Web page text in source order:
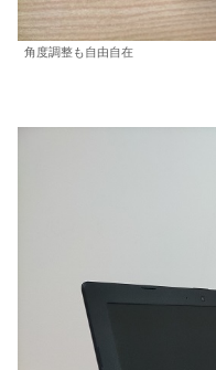
角度調整も自由自在